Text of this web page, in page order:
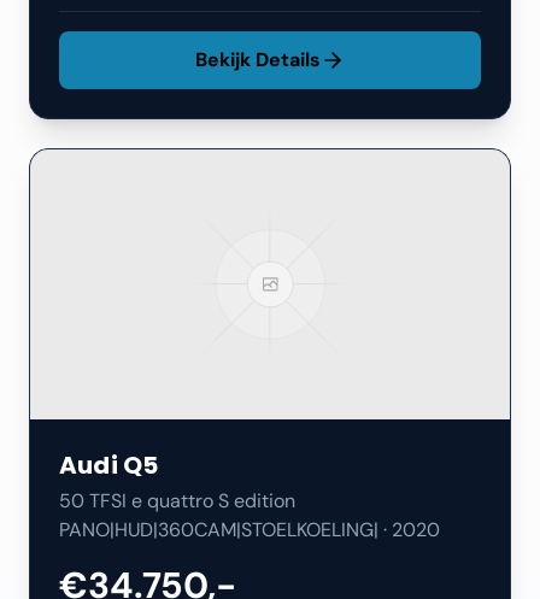
Bekijk Details
Audi Q5
50 TFSI e quattro S edition
PANO|HUD|360CAM|STOELKOELING| · 2020
€34.750,-